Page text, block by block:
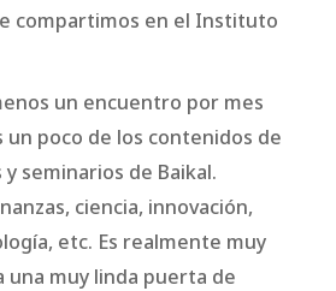
compartimos en el Instituto
un encuentro por mes
un poco de los contenidos de
seminarios de Baikal.
ciencia, innovación,
etc. Es realmente muy
una muy linda puerta de